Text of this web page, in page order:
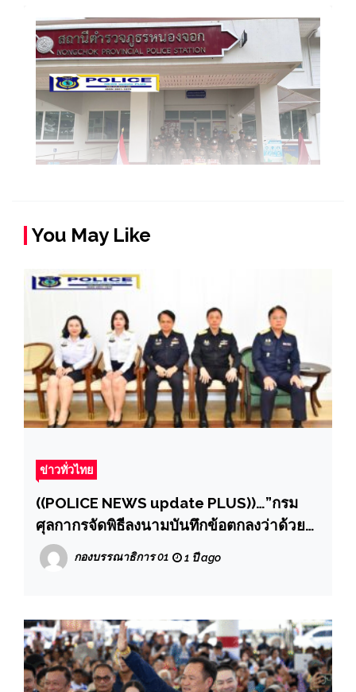
You May Like
ข่าวทั่วไทย
((POLICE NEWS update PLUS))…”กรม
ศุลกากรจัดพิธีลงนามบันทึกข้อตกลงว่าด้วย
การใช้ประโยชน์ข้อมูลการนำสินค้าเข้า/
การส่งสินค้าออก ระหว่างกรมศุลกากร
กองบรรณาธิการ 01 1 ปี ago